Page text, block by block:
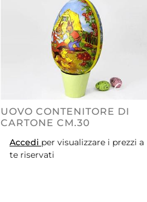
UOVO CONTENITORE DI
CARTONE CM.30
Accedi per visualizzare i prezzi a
te riservati